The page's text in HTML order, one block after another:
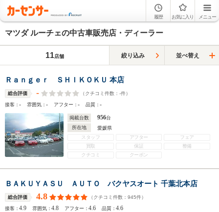
履歴 お気に入り メニュー
マツダ ルーチェの中古車販売店・ディーラー
11店舗 絞り込み 並べ替え
Ｒａｎｇｅｒ ＳＨＩＫＯＫＵ 本店
総合評価 - （クチコミ件数： -件）
接客：- 雰囲気：- アフター：- 品質：-
掲載台数 956台
所在地
愛媛県
スタッフ
アフター
フェア
買取
保証
整備
クチコミ
クーポン
ＢＡＫＵＹＡＳＵ ＡＵＴＯ バクヤスオート 千葉北本店
総合評価 4.8 （クチコミ件数： 945件）
接客：4.9 雰囲気：4.8 アフター：4.6 品質：4.6